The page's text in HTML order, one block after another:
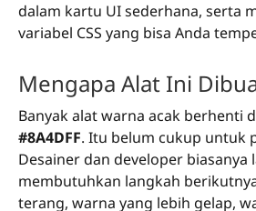
dalam kartu UI sederhana, serta
variabel CSS yang bisa Anda
Mengapa Alat Ini
Banyak alat warna acak berhenti
#8A4DFF. Itu belum cukup untuk
Desainer dan developer biasanya
membutuhkan langkah
terang, warna yang lebih gelap,